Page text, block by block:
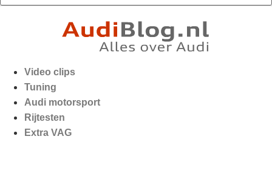
Video clips
Tuning
Audi motorsport
Rijtesten
Extra VAG